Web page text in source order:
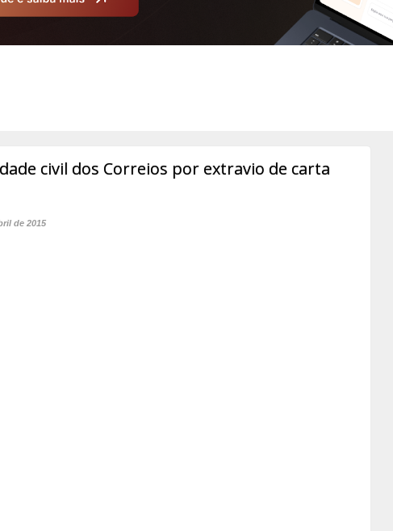
civil dos Correios por extravio de carta
de 2015